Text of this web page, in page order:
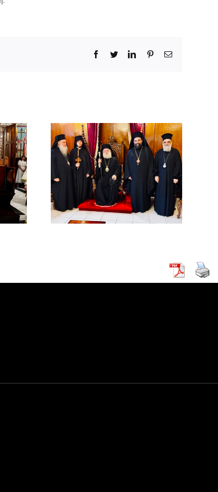
Facebook
TwitterLinkedInPinterestEmail
στο